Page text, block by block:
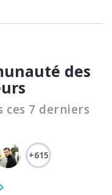
des
ces 7 derniers
+615